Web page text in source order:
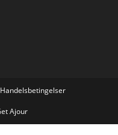
Handelsbetingelser
Ajour